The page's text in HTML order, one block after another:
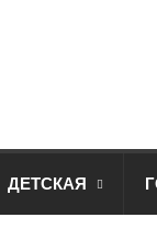
ДЕТСКАЯ